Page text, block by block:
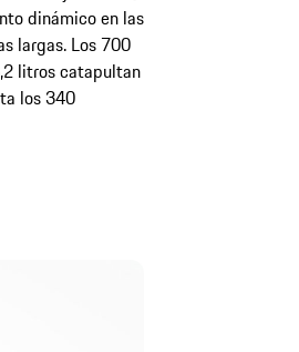
dinámico en las
largas. Los 700
litros catapultan
los 340